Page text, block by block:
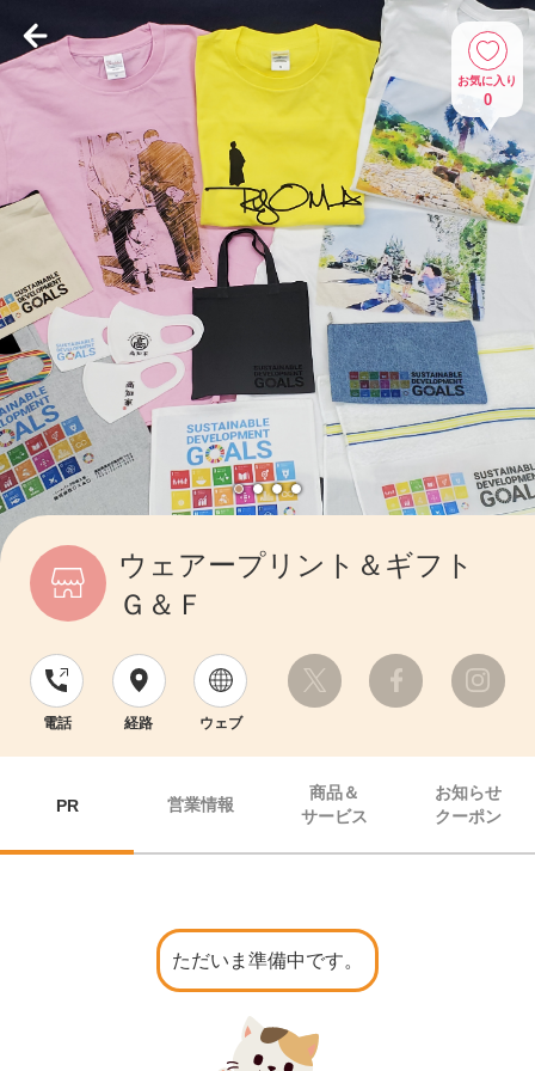
お気に入り
0
ウェアープリント＆ギフト
Ｇ＆Ｆ
電話 経路 ウェブ
PR 営業情報
商品＆
サービス
お知らせ
クーポン
ただいま準備中です。